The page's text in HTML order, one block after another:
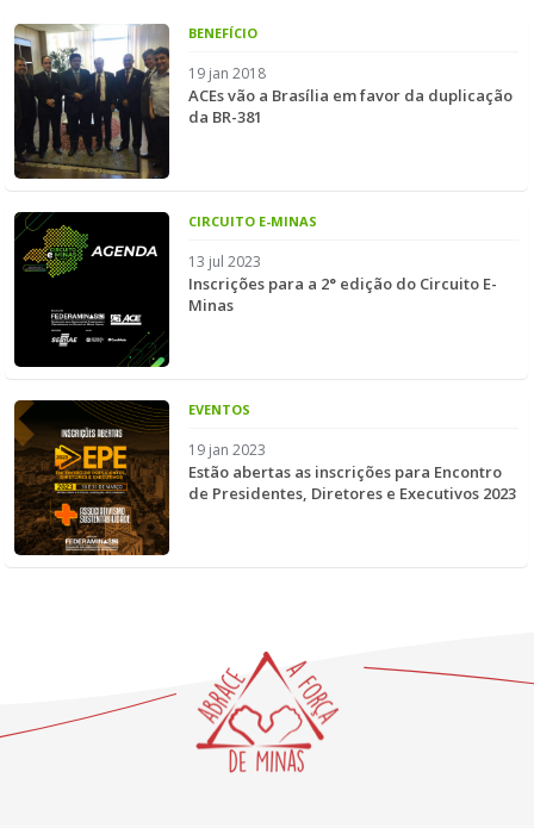
BENEFÍCIO
19 jan 2018
ACEs vão a Brasília em favor da duplicação
da BR-381
CIRCUITO E-MINAS
13 jul 2023
Inscrições para a 2° edição do Circuito E-
Minas
EVENTOS
19 jan 2023
Estão abertas as inscrições para Encontro
de Presidentes, Diretores e Executivos 2023